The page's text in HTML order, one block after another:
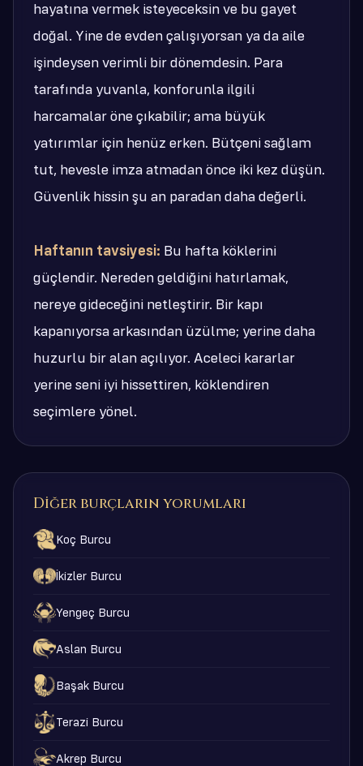
hayatına vermek isteyeceksin ve bu gayet
doğal. Yine de evden çalışıyorsan ya da aile
işindeysen verimli bir dönemdesin. Para
tarafında yuvanla, konforunla ilgili
harcamalar öne çıkabilir; ama büyük
yatırımlar için henüz erken. Bütçeni sağlam
tut, hevesle imza atmadan önce iki kez düşün.
Güvenlik hissin şu an paradan daha değerli.
Haftanın tavsiyesi: Bu hafta köklerini
güçlendir. Nereden geldiğini hatırlamak,
nereye gideceğini netleştirir. Bir kapı
kapanıyorsa arkasından üzülme; yerine daha
huzurlu bir alan açılıyor. Aceleci kararlar
yerine seni iyi hissettiren, köklendiren
seçimlere yönel.
Diğer burçların yorumları
Koç Burcu
İkizler Burcu
Yengeç Burcu
Aslan Burcu
Başak Burcu
Terazi Burcu
Akrep Burcu